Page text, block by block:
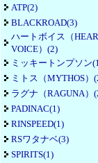
ATP(2)
BLACKROAD(3)
ハートボイス（
VOICE）(2)
ミッキートンプソン
ミトス（MYTHOS）
ラグナ（RAGUNA）
PADINAC(1)
RINSPEED(1)
RSワタナベ(3)
SPIRITS(1)